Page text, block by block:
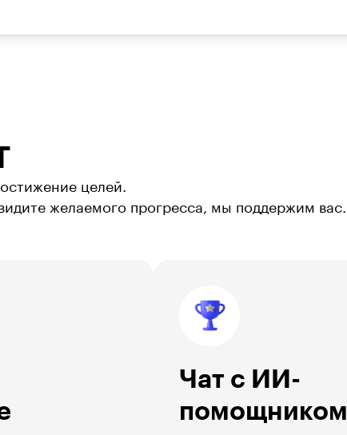
целей.
желаемого прогресса, мы поддержим вас.
Чат с ИИ-
помощником